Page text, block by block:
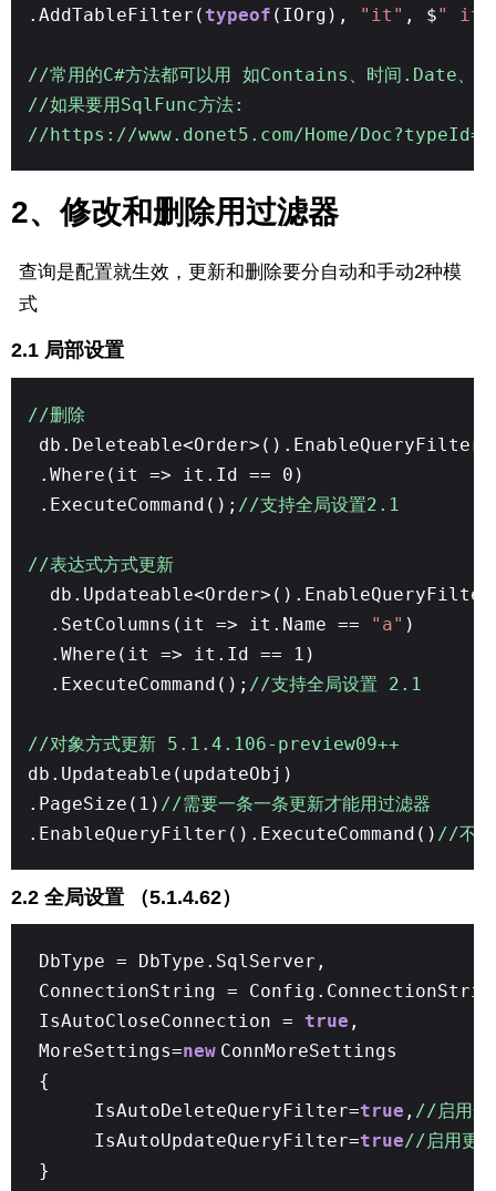
.AddTableFilter(typeof (IOrg), "it" , $"
//常用的C#方法都可以用 如Contains、时间
//如果要用SqlFunc方法:
//https://www.donet5.com/Home/
2、修改和删除用过滤器
查询是配置就生效，更新和删除要分自动和手动2种模
式
2.1 局部设置
//删除
.Where(it => it.Id == 0)
.ExecuteCommand(); //支持全局设置2.1
//表达式方式更新
.SetColumns(it => it.Name ==
"a" )
.Where(it => it.Id == 1)
.ExecuteCommand(); //支持全局设置 2.1
//对象方式更新 5.1.4.106-preview09++
db.Updateable(updateObj)
.PageSize(1) //需要一条一条更新才能用过滤器
.EnableQueryFilter().ExecuteCommand() //不支
2.2 全局设置 （5.1.4.62）
DbType = DbType.SqlServer,
ConnectionString =
IsAutoCloseConnection = true ,
MoreSettings=new ConnMoreSettings
{
IsAutoDeleteQueryFilter=true , //启用
IsAutoUpdateQueryFilter=true//启用更新
}